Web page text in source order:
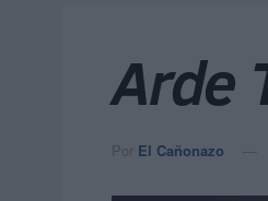
Arde
Por El Cañonazo